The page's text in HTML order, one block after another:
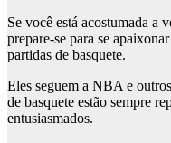
Se você está acostumada a
prepare-se para se
partidas de basquete.
Eles seguem a NBA e
de basquete estão sempre
entusiasmados.